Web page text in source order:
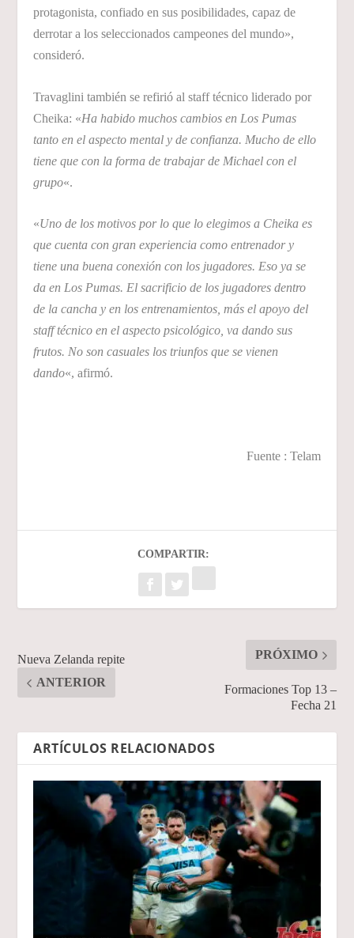
protagonista, confiado en sus posibilidades, capaz de
derrotar a los seleccionados campeones del mundo»,
consideró.
Travaglini también se refirió al staff técnico liderado por
Cheika: «Ha habido muchos cambios en Los Pumas
tanto en el aspecto mental y de confianza. Mucho de ello
tiene que con la forma de trabajar de Michael con el
grupo«.
«Uno de los motivos por lo que lo elegimos a Cheika es
que cuenta con gran experiencia como entrenador y
tiene una buena conexión con los jugadores. Eso ya se
da en Los Pumas. El sacrificio de los jugadores dentro
de la cancha y en los entrenamientos, más el apoyo del
staff técnico en el aspecto psicológico, va dando sus
frutos. No son casuales los triunfos que se vienen
dando«, afirmó.
Fuente : Telam
COMPARTIR:
Nueva Zelanda repite
ANTERIOR
PRÓXIMO
Formaciones Top 13 –
Fecha 21
ARTÍCULOS RELACIONADOS